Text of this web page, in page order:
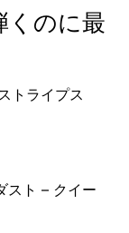
くのに最
トライプス
スト – クイー